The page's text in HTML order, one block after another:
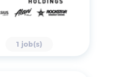
1 job(s)